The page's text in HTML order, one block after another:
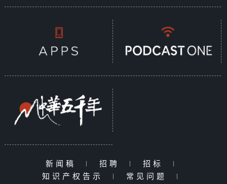
新闻稿 | 招聘 | 招标
|
知识产权告示
| 常见问题
|